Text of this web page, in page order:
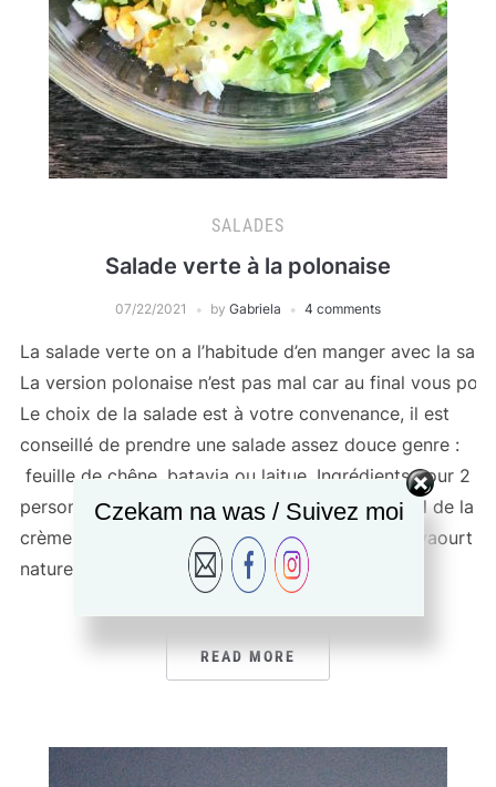
SALADES
Salade verte à la polonaise
07/22/2021 by Gabriela 4 comments
La salade verte on a l’habitude d’en manger avec la
La version polonaise n’est pas mal car au final vous
Le choix de la salade est à votre convenance, il est
conseillé de prendre une salade assez douce genre :
feuille de chêne, batavia ou laitue. Ingrédients pour 2
personnes: 1/2 salade 2 œufs par personne 10 cl de la
crème fraîche liquide (vous pouvez prendre un yaourt
nature) 1 cuillère à soupe de jus de […]
READ MORE
Czekam na was / Suivez moi